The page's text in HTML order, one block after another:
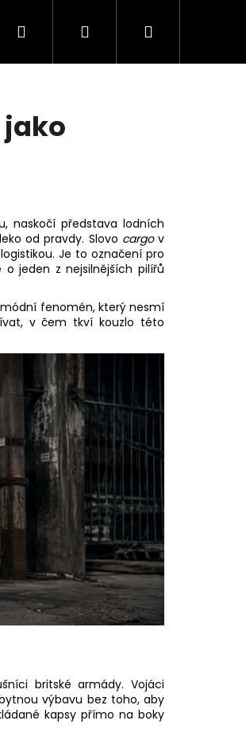
Obchodní
Hledat PřihlášeníNákupní
jako
naskočí představa lodních
od pravdy. Slovo cargov
Je to označení pro
jeden z nejsilnějších pilířů
fenomén, který nesmí
v čem tkví kouzlo této
britské armády. Vojáci
výbavu bez toho, aby
kapsy přímo na boky